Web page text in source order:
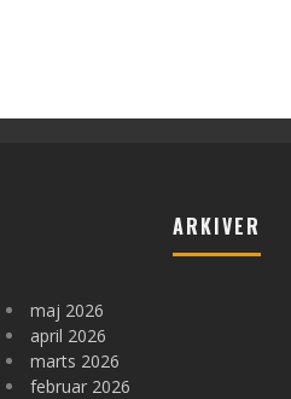
ARKIVER
maj 2026
april 2026
marts 2026
februar 2026